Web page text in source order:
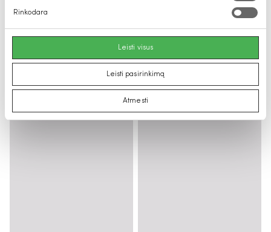
Rinkodara
Leisti visus
Leisti pasirinkimą
Atmesti